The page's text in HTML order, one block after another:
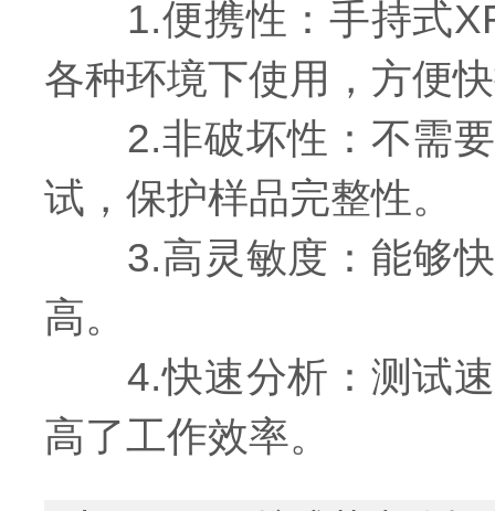
1.便携性：手持式
各种环境下使用，方便
2.非破坏性：不需要
试，保护样品完整性。
3.高灵敏度：能够快
高。
4.快速分析：测试速
高了工作效率。